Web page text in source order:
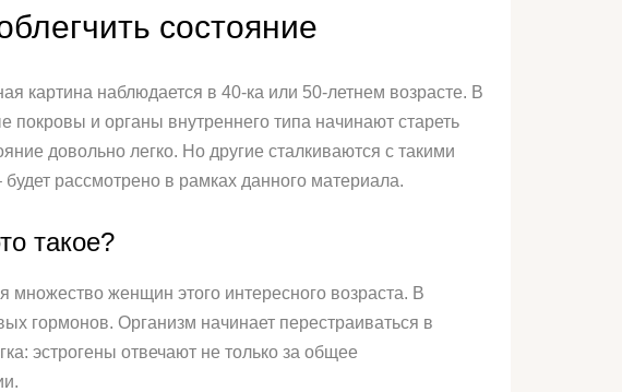
состояние
картина наблюдается в 40-ка или 50-летнем возрасте. В
и органы внутреннего типа начинают стареть
довольно легко. Но другие сталкиваются с такими
будет рассмотрено в рамках данного материала.
такое?
множество женщин этого интересного возраста. В
гормонов. Организм начинает перестраиваться в
эстрогены отвечают не только за общее